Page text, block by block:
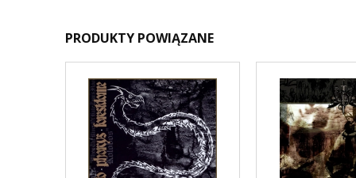
PRODUKTY POWIĄZANE